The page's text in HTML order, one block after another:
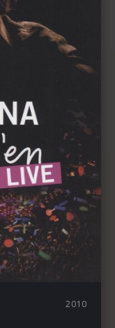
2010